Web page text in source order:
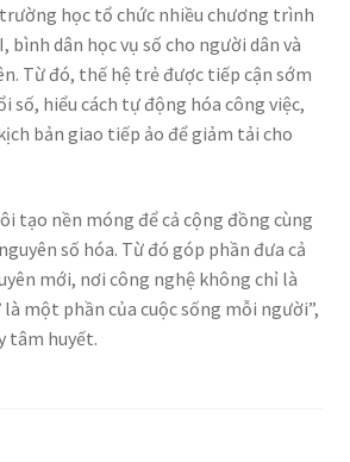
học tổ chức nhiều chương trình
bình dân học vụ số cho người dân và
Từ đó, thế hệ trẻ được tiếp cận sớm
số, hiểu cách tự động hóa công việc,
bản giao tiếp ảo để giảm tải cho
tạo nền móng để cả cộng đồng cùng
số hóa. Từ đó góp phần đưa cả
mới, nơi công nghệ không chỉ là
một phần của cuộc sống mỗi người”,
tâm huyết.